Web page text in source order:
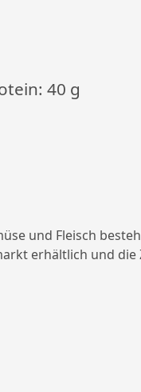
40 g
und Fleisch
erhältlich und